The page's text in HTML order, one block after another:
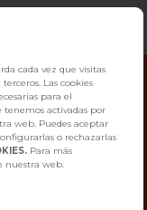
cada vez que visitas
Las cookies
para el
activadas por
web. Puedes aceptar
o rechazarlas
Para más
nuestra web.